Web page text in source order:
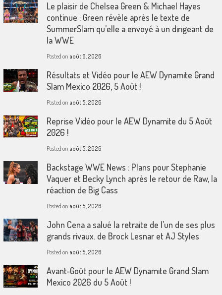
Le plaisir de Chelsea Green & Michael Hayes
continue : Green révèle après le texte de
SummerSlam qu’elle a envoyé à un dirigeant de
la WWE
Posted on août 6, 2026
Résultats et Vidéo pour le AEW Dynamite Grand
Slam Mexico 2026, 5 Août !
Posted on août 5, 2026
Reprise Vidéo pour le AEW Dynamite du 5 Août
2026 !
Posted on août 5, 2026
Backstage WWE News : Plans pour Stephanie
Vaquer et Becky Lynch après le retour de Raw, la
réaction de Big Cass
Posted on août 5, 2026
John Cena a salué la retraite de l’un de ses plus
grands rivaux. de Brock Lesnar et AJ Styles
Posted on août 5, 2026
Avant-Goût pour le AEW Dynamite Grand Slam
Mexico 2026 du 5 Août !